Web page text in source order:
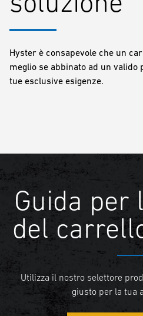
Hyster è consapevole che un
meglio se abbinato ad un
tue esclusive esigenze.
Guida per
del
Utilizza il nostro selettore
giusto per la tua